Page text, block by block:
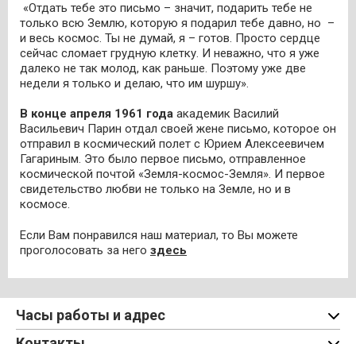
«Отдать тебе это письмо – значит, подарить тебе не
только всю Землю, которую я подарил тебе давно, но –
и весь космос. Ты не думай, я – готов. Просто сердце
сейчас сломает грудную клетку. И неважно, что я уже
далеко не так молод, как раньше. Поэтому уже две
недели я только и делаю, что им шуршу».
В конце апреля 1961 года академик Василий
Васильевич Парин отдал своей жене письмо, которое он
отправил в космический полет с Юрием Алексеевичем
Гагариным. Это было первое письмо, отправленное
космической почтой «Земля-космос-Земля». И первое
свидетельство любви не только на Земле, но и в
космосе.
Если Вам понравился наш материал, то Вы можете
проголосовать за него здесь
Часы работы и адрес